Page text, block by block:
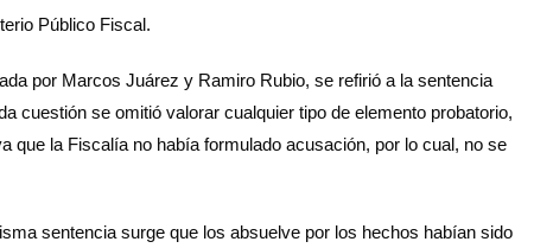
Público Fiscal.
por Marcos Juárez y Ramiro Rubio, se refirió a la sentencia
cuestión se omitió valorar cualquier tipo de elemento probatorio,
que la Fiscalía no había formulado acusación, por lo cual, no se
sentencia surge que los absuelve por los hechos habían sido